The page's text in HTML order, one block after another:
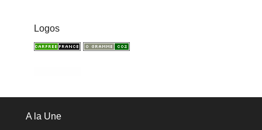
Logos
A la Une